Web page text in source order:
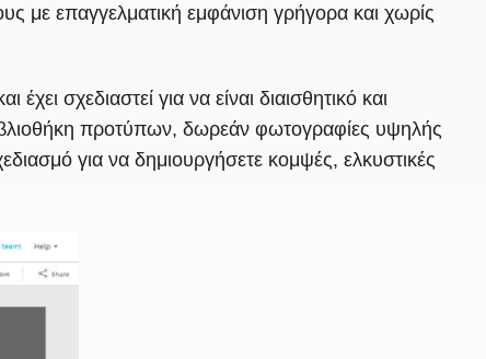
με επαγγελματική εμφάνιση γρήγορα και χωρίς
σχεδιαστεί για να είναι διαισθητικό και
προτύπων, δωρεάν φωτογραφίες υψηλής
για να δημιουργήσετε κομψές, ελκυστικές